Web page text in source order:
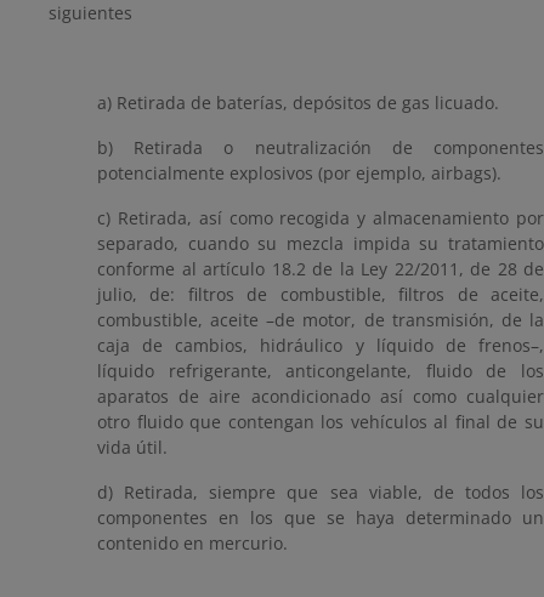
siguientes
a) Retirada de baterías, depósitos de gas licuado.
b) Retirada o neutralización de componentes
potencialmente explosivos (por ejemplo, airbags).
c) Retirada, así como recogida y almacenamiento por
separado, cuando su mezcla impida su tratamiento
conforme al artículo 18.2 de la Ley 22/2011, de 28 de
julio, de: filtros de combustible, filtros de aceite,
combustible, aceite –de motor, de transmisión, de la
caja de cambios, hidráulico y líquido de frenos–,
líquido refrigerante, anticongelante, fluido de los
aparatos de aire acondicionado así como cualquier
otro fluido que contengan los vehículos al final de su
vida útil.
d) Retirada, siempre que sea viable, de todos los
componentes en los que se haya determinado un
contenido en mercurio.